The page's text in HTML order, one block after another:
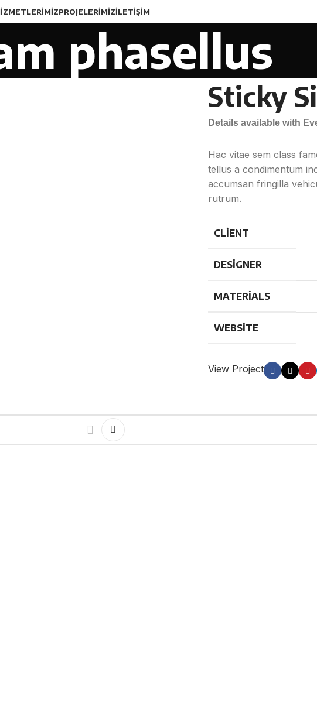
PROJELERIMIZİLETIŞIM
phasellus
Sticky
Details available with
Hac vitae sem class
tellus a condimentum
accumsan fringilla
rutrum.
CLIENT
DESIGNER
MATERIALS
WEBSITE
View Project